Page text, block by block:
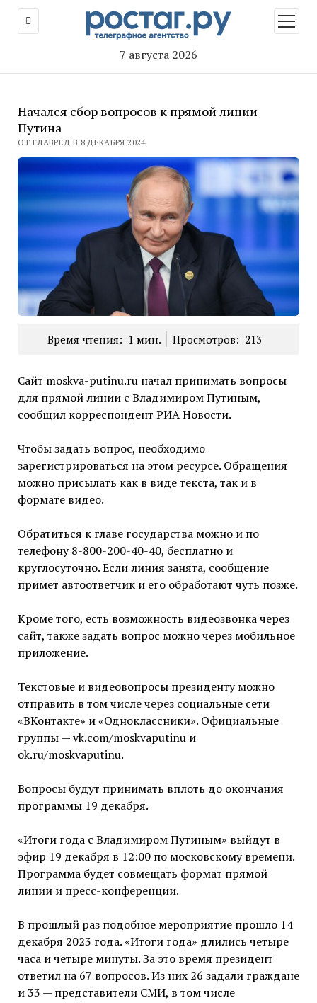
7 августа 2026
меню
Начался сбор вопросов к прямой линии
Путина
ОТ ГЛАВРЕД В 8 ДЕКАБРЯ 2024
Время чтения: 1 мин. Просмотров: 213
Сайт moskva-putinu.ru начал принимать вопросы
для прямой линии с Владимиром Путиным,
сообщил корреспондент РИА Новости.
Чтобы задать вопрос, необходимо
зарегистрироваться на этом ресурсе. Обращения
можно присылать как в виде текста, так и в
формате видео.
Обратиться к главе государства можно и по
телефону 8-800-200-40-40, бесплатно и
круглосуточно. Если линия занята, сообщение
примет автоответчик и его обработают чуть позже.
Кроме того, есть возможность видеозвонка через
сайт, также задать вопрос можно через мобильное
приложение.
Текстовые и видеовопросы президенту можно
отправить в том числе через социальные сети
«ВКонтакте» и «Одноклассники». Официальные
группы — vk.com/moskvaputinu и
ok.ru/moskvaputinu.
Вопросы будут принимать вплоть до окончания
программы 19 декабря.
«Итоги года с Владимиром Путиным» выйдут в
эфир 19 декабря в 12:00 по московскому времени.
Программа будет совмещать формат прямой
линии и пресс-конференции.
В прошлый раз подобное мероприятие прошло 14
декабря 2023 года. «Итоги года» длились четыре
часа и четыре минуты. За это время президент
ответил на 67 вопросов. Из них 26 задали граждане
и 33 — представители СМИ, в том числе